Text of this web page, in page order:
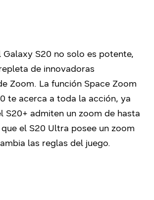
Galaxy S20 no solo es potente,
de innovadoras
Zoom. La función Space Zoom
te acerca a toda la acción, ya
S20+ admiten un zoom de hasta
el S20 Ultra posee un zoom
las reglas del juego.